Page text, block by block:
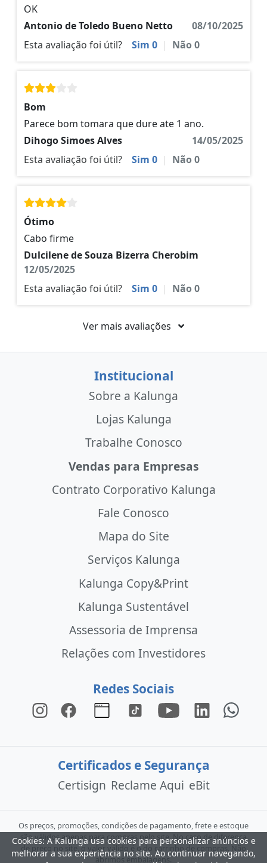
OK
Antonio de Toledo Bueno Netto
08/10/2025
Esta avaliação foi útil?
Sim 0 | Não0
Bom
Parece bom tomara que dure ate 1 ano.
Dihogo Simoes Alves
14/05/2025
Esta avaliação foi útil?
Sim 0 | Não0
Ótimo
Cabo firme
Dulcilene de Souza Bizerra Cherobim
12/05/2025
Esta avaliação foi útil?
Sim 0 | Não0
Ver mais avaliações
Institucional
Sobre a Kalunga
Lojas Kalunga
Trabalhe Conosco
Vendas para Empresas
Contrato Corporativo Kalunga
Fale Conosco
Mapa do Site
Serviços Kalunga
Kalunga Copy&Print
Kalunga Sustentável
Assessoria de Imprensa
Relações com Investidores
Redes Sociais
Certificados e Segurança
Certisign Reclame Aqui eBit
Os preços, promoções, condições de pagamento, frete e estoque
são válidos apenas para compras pelo site. No caso de diferença
de preço no site, o valor válido é o do carrinho de compras. Não
abrimos embalagens.
Cookies: A Kalunga usa cookies para personalizar anúncios e
melhorar a sua experiência no site. Ao continuar navegando,